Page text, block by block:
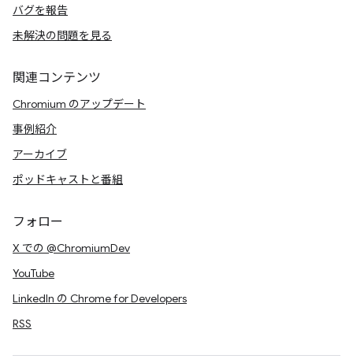
バグを報告
未解決の問題を見る
関連コンテンツ
Chromium のアップデート
事例紹介
アーカイブ
ポッドキャストと番組
フォロー
X での @ChromiumDev
YouTube
LinkedIn の Chrome for Developers
RSS